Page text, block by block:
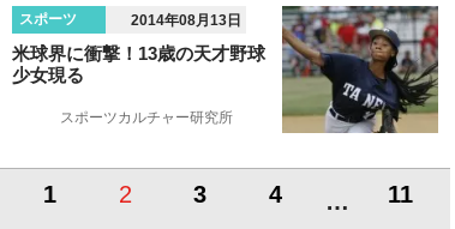
スポーツ 2014年08月13日
米球界に衝撃！13歳の天才野球
少女現る
スポーツカルチャー研究所
1 2 3 4 … 11